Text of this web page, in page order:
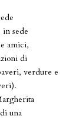
in sede
amici,
di
verdure e
una